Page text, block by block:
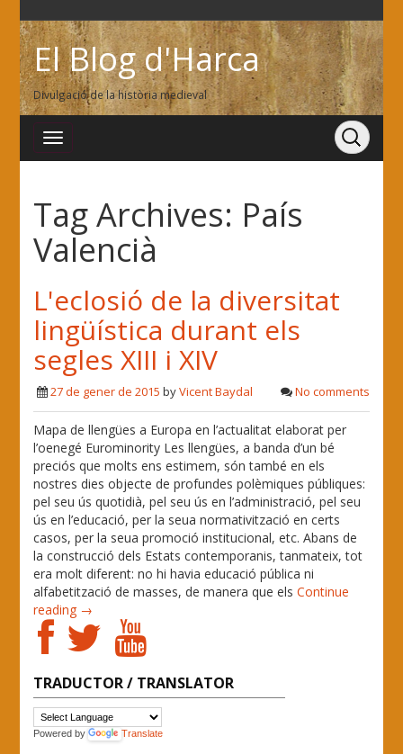
El Blog d'Harca
Divulgació de la història medieval
Tag Archives: País
Valencià
L'eclosió de la diversitat
lingüística durant els
segles XIII i XIV
27 de gener de 2015 byVicent Baydal No comments
Mapa de llengües a Europa en l’actualitat elaborat per
l’oenegé Eurominority Les llengües, a banda d’un bé
preciós que molts ens estimem, són també en els
nostres dies objecte de profundes polèmiques públiques:
pel seu ús quotidià, pel seu ús en l’administració, pel seu
ús en l’educació, per la seua normativització en certs
casos, per la seua promoció institucional, etc. Abans de
la construcció dels Estats contemporanis, tanmateix, tot
era molt diferent: no hi havia educació pública ni
alfabetització de masses, de manera que elsContinue
reading →
TRADUCTOR / TRANSLATOR
Powered by Translate